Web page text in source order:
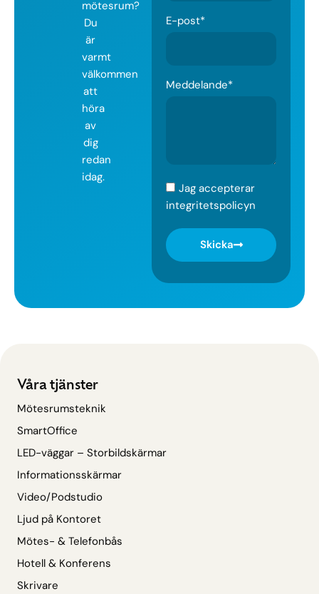
mötesrum?
Du
är
varmt
välkommen
att
höra
av
dig
redan
idag.
E-post*
Meddelande*
Jag accepterar
integritetspolicyn
Skicka
Våra tjänster
Mötesrumsteknik
SmartOffice
LED-väggar – Storbildskärmar
Informationsskärmar
Video/Podstudio
Ljud på Kontoret
Mötes- & Telefonbås
Hotell & Konferens
Skrivare